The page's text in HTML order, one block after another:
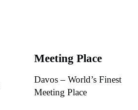
Meeting Place
Davos – World’s Finest
Meeting Place